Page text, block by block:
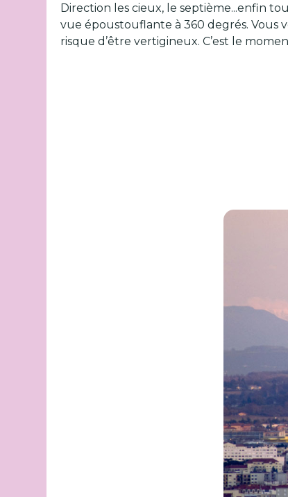
Direction les cieux, le septième...enfin
vue époustouflante à 360 degrés. Vous
risque d’être vertigineux. C’est le